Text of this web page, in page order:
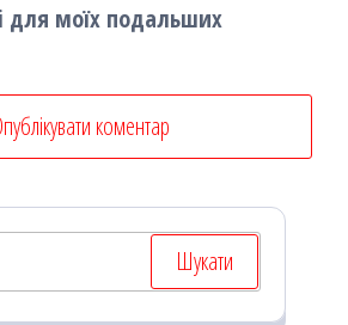
для моїх подальших